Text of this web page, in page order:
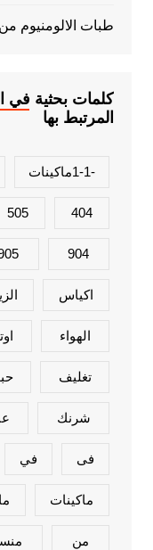
طبات الالومنيوم
كلمات بحثية في
المرتبط بها
-1-1ماكينات
404
505
904
اكياس
الهواء
تغليف
شرنك
فى في
ماكينات
من